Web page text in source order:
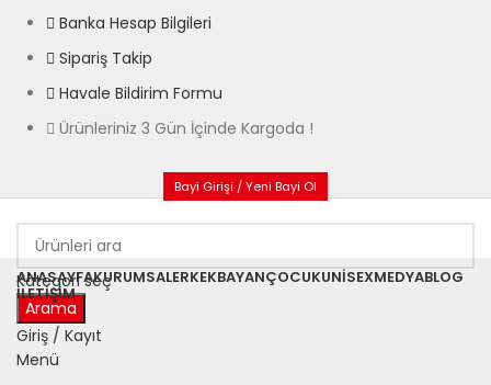
Banka Hesap Bilgileri
Sipariş Takip
Havale Bildirim Formu
Ürünleriniz 3 Gün İçinde Kargoda !
Bayi Girişi / Yeni Bayi Ol
Kategori seç
Arama
Giriş / Kayıt
Menü
ANASAYFAKURUMSALERKEKBAYANÇOCUKUNISEXMEDYABLOG
İLETIŞIM
Büyütmek için tıklayın